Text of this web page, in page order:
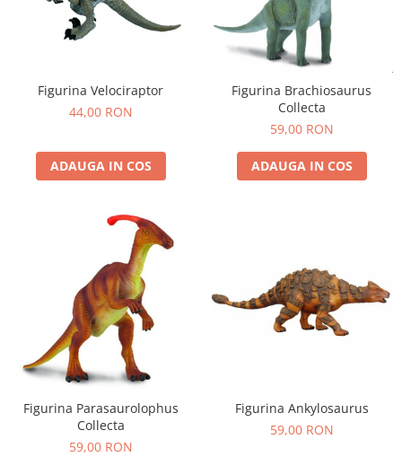
Figurina Velociraptor
44,00 RON
ADAUGA IN COS
Figurina Brachiosaurus
Collecta
59,00 RON
ADAUGA IN COS
Figurina Parasaurolophus
Collecta
59,00 RON
Figurina Ankylosaurus
59,00 RON